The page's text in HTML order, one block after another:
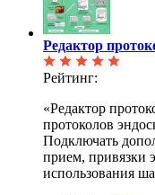
Редактор
Рейтинг:
«Редактор
протоколов
Подключать
прием, привязки
использования